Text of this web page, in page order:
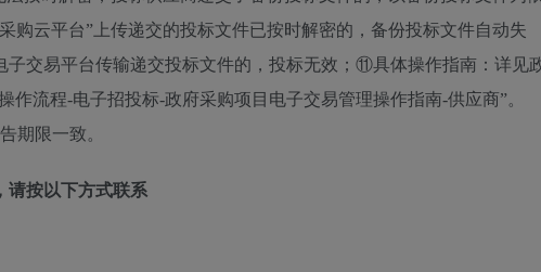
购云平台”上传递交的投标文件已按时解密的，备份投标文件自动失
子交易平台传输递交投标文件的，投标无效；⑪具体操作指南：详见
作流程-电子招投标-政府采购项目电子交易管理操作指南-供应商”。
期限一致。
请按以下方式联系